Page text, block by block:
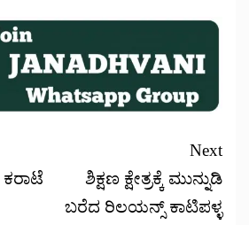
ಕರಾಟೆ
Next
ಶಿಕ್ಷಣ ಕ್ಷೇತ್ರಕ್ಕೆ ಮುನ್ನುಡಿ
ಬರೆದ ರಿಲಯನ್ಸ್ ಕಾಟಿಪಳ್ಳ